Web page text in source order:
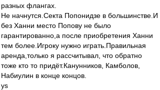
разных флангах.
Не начнутся.Секта Попонидзе в большинстве.И
без Ханни место Попову не было
гарантированно,а после приобретения Ханни
тем более.Игроку нужно играть.Правильная
аренда,только я рассчитывал, что обратно
тоже кто то придёт.Канунников, Камболов,
Набиулин в конце концов.
ys